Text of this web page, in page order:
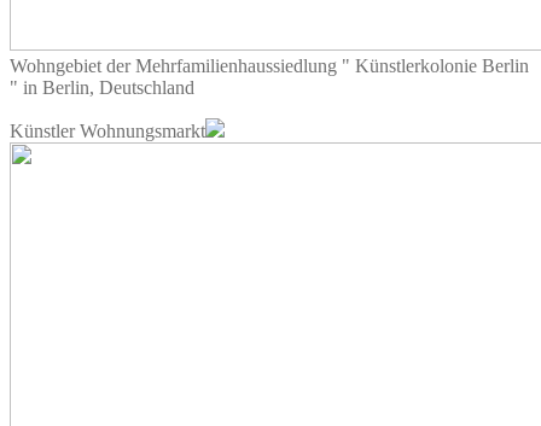
Wohngebiet der Mehrfamilienhaussiedlung " Künstlerkolonie Berlin
" in Berlin, Deutschland
Künstler Wohnungsmarkt